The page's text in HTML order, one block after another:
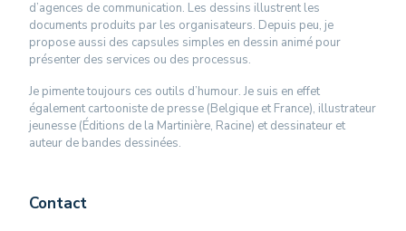
d’agences de communication. Les dessins illustrent les
documents produits par les organisateurs. Depuis peu, je
propose aussi des capsules simples en dessin animé pour
présenter des services ou des processus.
Je pimente toujours ces outils d’humour. Je suis en effet
également cartooniste de presse (Belgique et France), illustrateur
jeunesse (Éditions de la Martinière, Racine) et dessinateur et
auteur de bandes dessinées.
Contact